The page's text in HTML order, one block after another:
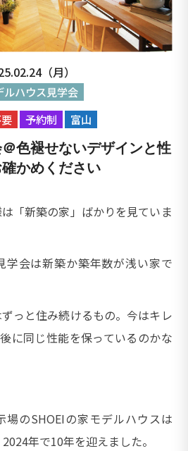
（月）
ルハウス見学会
予約制
富山
色褪せないデザインと性
かめください
「新築の家」ばかりを見ていま
学会は新築か築年数が浅い家で
っと住み続けるもの。今はキレ
に同じ性能を保っているのかな
場のSHOEIの家モデルハウスは
年で10年を迎えました。